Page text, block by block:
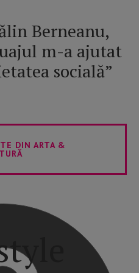
Berneanu,
m-a ajutat
socială”
DIN ARTA &